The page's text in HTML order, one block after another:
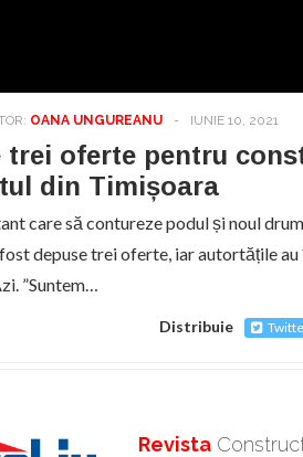
OANA UNGUREANU - IUNIE 10, 2021
trei oferte pentru
din Timișoara
care să contureze podul și noul
depuse trei oferte, iar autortățile
”Suntem…
Distribuie
Revista